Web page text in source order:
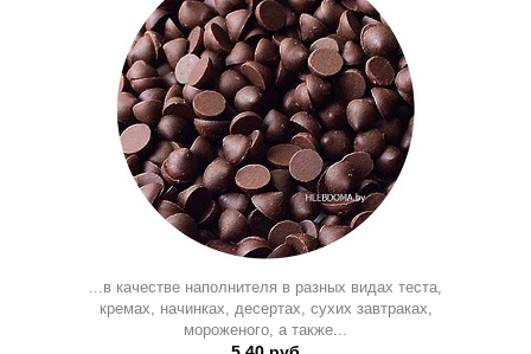
...в качестве наполнителя в разных видах теста,
кремах, начинках, десертах, сухих завтраках,
мороженого, а также...